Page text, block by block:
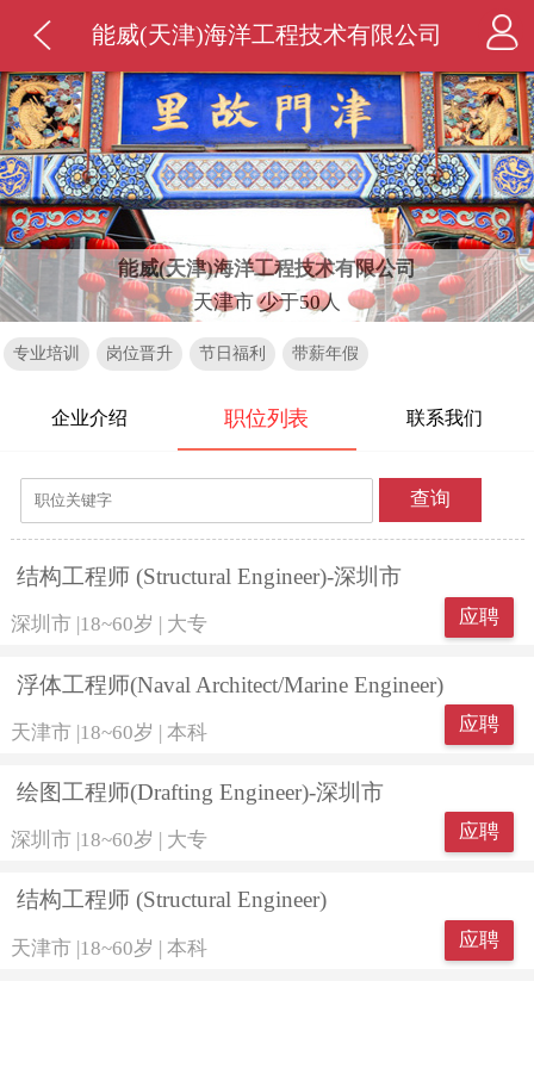
能威(天津)海洋工程技术有限公司
能威(天津)海洋工程技术有限公司
天津市 少于50人
专业培训 岗位晋升 节日福利 带薪年假
企业介绍 职位列表 联系我们
查询
结构工程师 (Structural Engineer)-深圳市
深圳市 18~60岁 大专 应聘
浮体工程师(Naval Architect/Marine Engineer)
天津市 |18~60岁 | 本科 应聘
绘图工程师(Drafting Engineer)-深圳市
深圳市 18~60岁 大专 应聘
结构工程师 (Structural Engineer)
天津市 |18~60岁 | 本科 应聘